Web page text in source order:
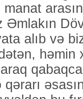
Əmlakın
alıb və
həmin
qərarı